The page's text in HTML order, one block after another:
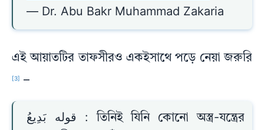
— Dr. Abu Bakr Muhammad Zakaria
এই আয়াতটির তাফসীরও একইসাথে পড়ে নেয়া জরুরি
[3] –
قوله بَدِيعُ : তিনিই যিনি কোনো অস্ত্র-যন্ত্রের